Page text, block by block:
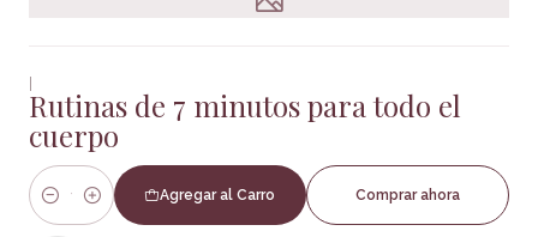
|
Rutinas de 7 minutos para todo el
cuerpo
Cantidad
Agregar al Carro Comprar ahora